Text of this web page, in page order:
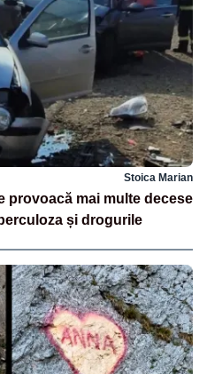
Stoica Marian
provoacă mai multe decese
și drogurile